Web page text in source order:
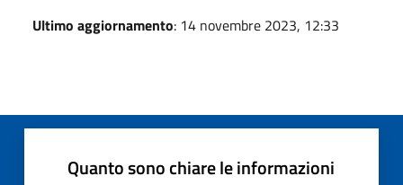
Ultimo aggiornamento: 14 novembre 2023, 12:33
Quanto sono chiare le informazioni